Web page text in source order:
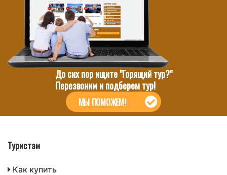
До сих пор ищите "Горящий тур?"
Перезвоним и подберем тур!
МЫ ПОМОЖЕМ!
Туристам
Как купить